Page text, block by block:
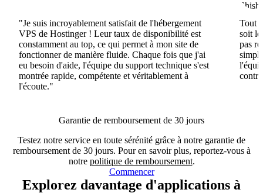
"Je suis incroyablement satisfait de l'hébergement
VPS de Hostinger ! Leur taux de disponibilité est
constamment au top, ce qui permet à mon site de
fonctionner de manière fluide. Chaque fois que j'ai
eu besoin d'aide, l'équipe du support technique s'est
montrée rapide, compétente et véritablement à
l'écoute."
Tout
soit
pas
Garantie de remboursement de 30 jours
Testez notre service en toute sérénité grâce à notre garantie de
remboursement de 30 jours. Pour en savoir plus, reportez-vous à
notre politique de remboursement.
Commencer
Explorez davantage d'applications à